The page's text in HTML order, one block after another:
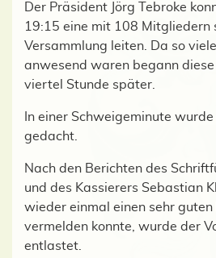
Der Präsident Jörg Tebroke
19:15 eine mit 108 Mitgliedern
Versammlung leiten. Da so
anwesend waren begann
viertel Stunde später.
In einer Schweigeminute
gedacht.
Nach den Berichten des
und des Kassierers Sebastian
wieder einmal einen sehr guten
vermelden konnte, wurde der
entlastet.